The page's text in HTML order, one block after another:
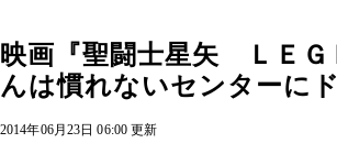
映画『聖闘士星矢 ＬＥ
んは慣れないセンターに
2014年06月23日 06:00 更新